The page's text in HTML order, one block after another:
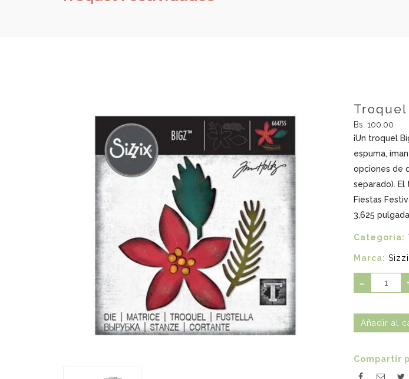
Bs. 100.00
¡Un troquel
espuma,
opciones de
separado). El
Fiestas
3,625
Categoría:
Marca:
-
Compartir